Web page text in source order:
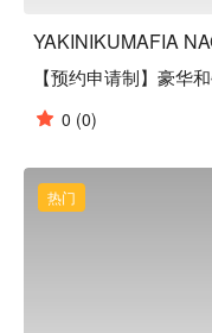
【预约申请制】豪华
0 (0)
热门